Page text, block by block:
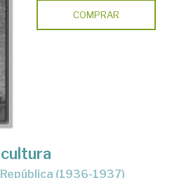
COMPRAR
(1936-1937)